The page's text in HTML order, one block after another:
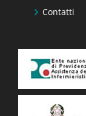
Contatti